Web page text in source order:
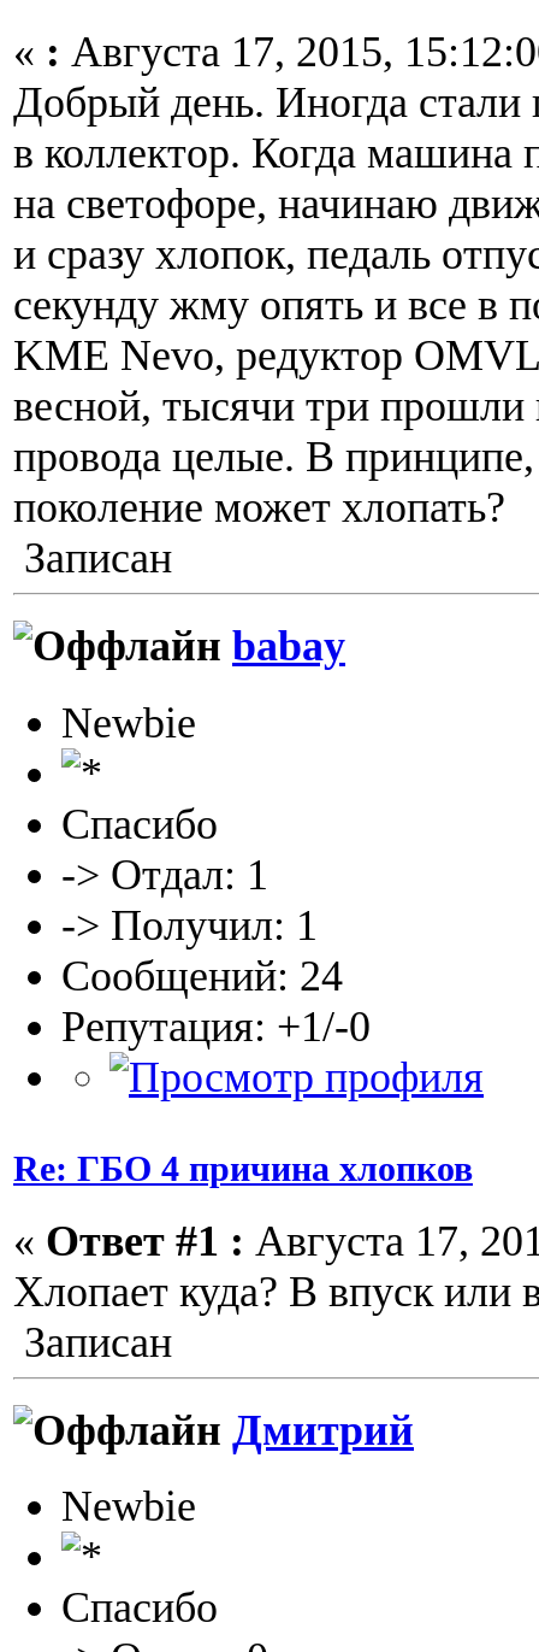
« : Августа 17, 2015,
Добрый день. Иногда стали
в коллектор. Когда машина
на светофоре, начинаю
и сразу хлопок, педаль
секунду жму опять и все в
KME Nevo, редуктор
весной, тысячи три прошли
провода целые. В принципе,
поколение может хлопать?
Записан
babay
Newbie
Спасибо
-> Отдал: 1
-> Получил: 1
Сообщений: 24
Репутация: +1/-0
Re: ГБО 4 причина хлопков
« Ответ #1 : Августа 17,
Хлопает куда? В впуск или
Записан
Дмитрий
Newbie
Спасибо